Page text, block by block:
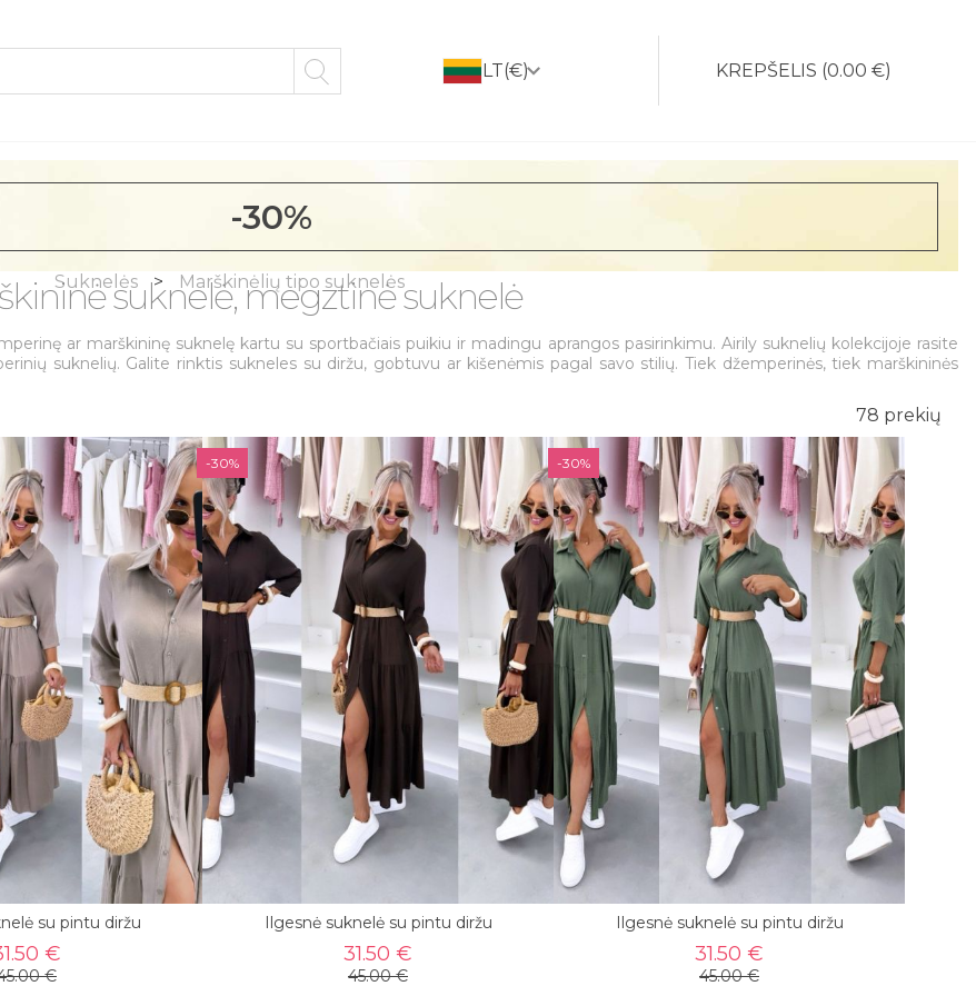
LT(€) KREPŠELIS (0.00 €)
-30%
Suknelės Marškinėlių tipo suknelės
suknelė, megztinė suknelė
ar marškininę suknelę kartu su sportbačiais puikiu ir madingu aprangos pasirinkimu. Airily suknelių kolekcijoje rasite
suknelių. Galite rinktis sukneles su diržu, gobtuvu ar kišenėmis pagal savo stilių. Tiek džemperinės, tiek marškininės
78 prekių
su pintu diržu
€
€
-30%
Ilgesnė suknelė su pintu diržu
31.50 €
45.00 €
-30%
Ilgesnė suknelė su pintu diržu
31.50 €
45.00 €